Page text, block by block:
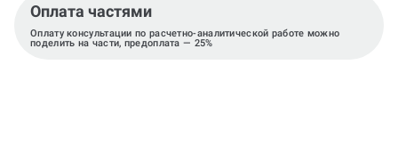
Оплата частями
Оплату консультации по расчетно-аналитической работе можно
поделить на части, предоплата — 25%